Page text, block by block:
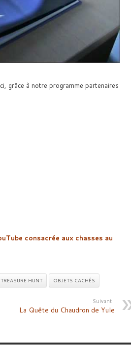
grâce à notre programme partenaires
consacrée aux chasses au
HUNT OBJETS CACHÉS
Suivant :
La Quête du Chaudron de Yule